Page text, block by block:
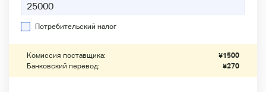
Потребительский налог
Комиссия поставщика: ¥1500
Банковский перевод:
¥270